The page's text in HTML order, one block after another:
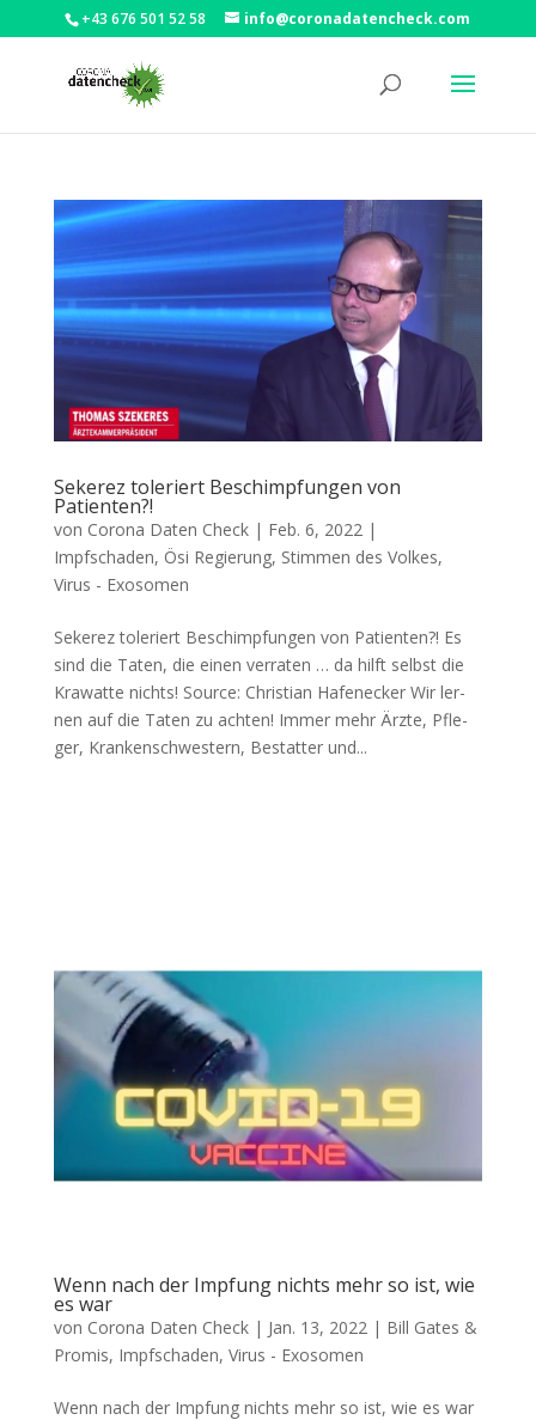
+43 676 501 52 58 info@coronadatencheck.com
Sekerez toleriert Beschimpfungen von
Patienten?!
von Corona Daten Check| Feb. 6, 2022 |
Impfschaden, Ösi Regierung, Stimmen des Volkes,
Virus - Exosomen
Sekerez toleriert Beschimpfungen von Patienten?! Es
sind die Taten, die einen ver­ra­ten … da hilft selbst die
Kra­wat­te nichts! Source: Chris­ti­an Hafenecker Wir ler­
nen auf die Taten zu achten! Immer mehr Ärz­te, Pfle­
ger, Kran­ken­schwes­tern, Bestat­ter und...
Wenn nach der Impfung nichts mehr so ist, wie
es war
von Corona Daten Check| Jan. 13, 2022| Bill Gates &
Promis, Impfschaden, Virus - Exosomen
Wenn nach der Impfung nichts mehr so ist, wie es war